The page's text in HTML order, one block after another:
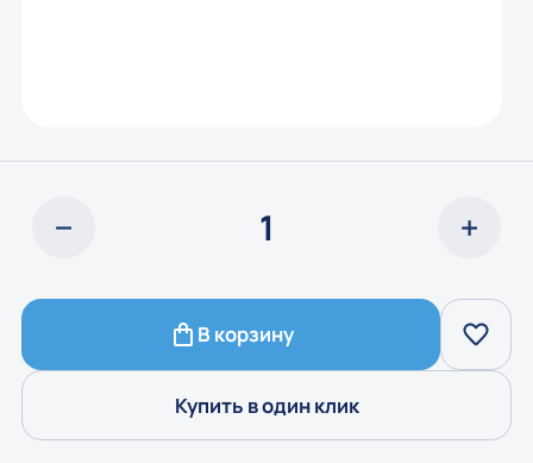
В корзину
Купить в один клик